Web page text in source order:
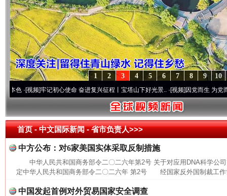
10
9
8
7
6
5
4
3
2
1
·[视频]牢记初心使命 奋进复兴征程丨宝塔山下好光景..·[视频]因党而生 为党而战——
首页- 中文国际新闻 -省市负责人>>>
中方公布：对6家美国实体采取反制措施
中华人民共和国商务部令二〇二六年第2号 关于对应用DNA科学公
定中华人民共和国商务部令二〇二六年 第2号 经国家反外国制裁工作
中国发起首例对外贸易国家安全调查